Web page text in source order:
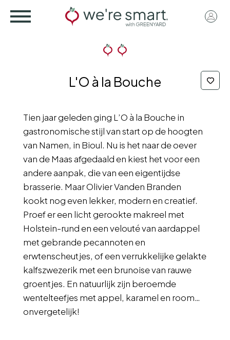
User
L'O à la Bouche
Tien jaar geleden ging L’O à la Bouche in
gastronomische stijl van start op de hoogten
van Namen, in Bioul. Nu is het naar de oever
van de Maas afgedaald en kiest het voor een
andere aanpak, die van een eigentijdse
brasserie. Maar Olivier Vanden Branden
kookt nog even lekker, modern en creatief.
Proef er een licht gerookte makreel met
Holstein-rund en een velouté van aardappel
met gebrande pecannoten en
erwtenscheutjes, of een verrukkelijke gelakte
kalfszwezerik met een brunoise van rauwe
groentjes. En natuurlijk zijn beroemde
wentelteefjes met appel, karamel en room…
onvergetelijk!